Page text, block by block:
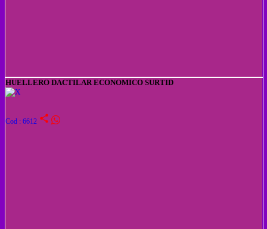
HUELLERO DACTILAR ECONOMICO SURTID
Cod : 6612 share